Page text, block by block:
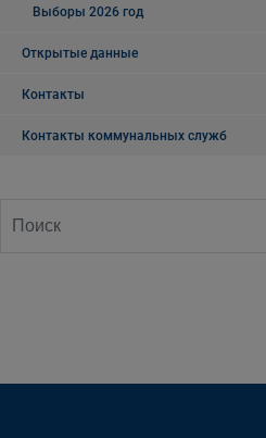
Выборы 2026 год
Открытые данные
Контакты
Контакты коммунальных служб